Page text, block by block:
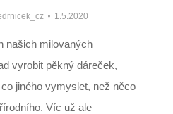
1.5.2020
našich milovaných
vyrobit pěkný dáreček,
jiného vymyslet, než něco
Víc už ale